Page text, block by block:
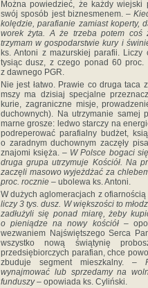
Można powiedzieć, że każdy wiejski
swój sposób jest biznesmenem.–
kolędzie, parafianie zamiast koperty,
worek żyta. A że trzeba potem coś
trzymam w gospodarstwie kury i
ks. Antoni z mazurskiej parafii. Liczy
tysiąc dusz, z czego ponad 60 proc.
z dawnego PGR.
Nie jest łatwo. Prawie co druga taca
mszy ma dzisiaj specjalne
kurie, zagraniczne misje,
duchownych). Na utrzymanie samej
marne grosze: ledwo starczy na
podreperować parafialny budżet,
o zaradnym duchownym zaczęły
znajomi księża.– W Polsce bogaci
druga grupa utrzymuje Kościół. Na
zaczęli masowo wyjeżdżać za
proc. rocznie – ubolewa ks. Antoni.
W dużych aglomeracjach z
liczy 3 tys. dusz. W większości to
zadłużyli się ponad miarę, żeby
o pieniądze na nowy kościół –
wezwaniem Najświętszego Serca
wszystko nową świątynię
przedsiębiorczych parafian, chce
zbuduje segment mieszkalny. –
wynajmować lub sprzedamy na
funduszy– opowiada ks. Cyliński.